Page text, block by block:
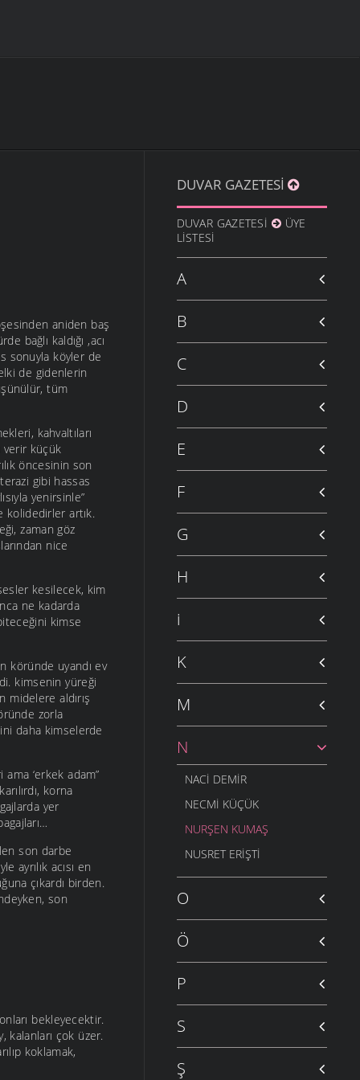
aniden baş
bağlı kaldığı ,acı
sonuyla köyler de
de gidenlerin
tüm
kahvaltıları
verir küçük
öncesinin son
gibi hassas
yenirsinle”
kolidedirler artık.
zaman göz
nice
kesilecek, kim
ne kadarda
kimse
köründe uyandı ev
kimsenin yüreği
midelere aldırış
zorla
daha kimselerde
ama ‘erkek adam”
korna
yer
son darbe
ayrılık acısı en
çıkardı birden.
son
bekleyecektir.
kalanları çok üzer.
koklamak,
DUVAR GAZETESI
DUVAR GAZETESI
ÜYE
LISTESI
A
B
C
D
E
F
G
H
i
K
M
N
NACI DEMIR
NECMI KÜÇÜK
NURŞEN KUMAŞ
NUSRET ERIŞTI
O
Ö
P
S
Ş